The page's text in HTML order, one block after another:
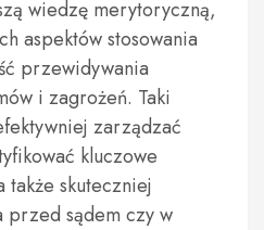
wiedzę merytoryczną,
aspektów stosowania
przewidywania
i zagrożeń. Taki
zarządzać
kluczowe
skuteczniej
sądem czy w